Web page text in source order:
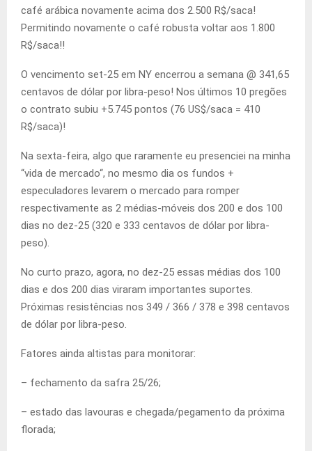
café arábica novamente acima dos 2.500 R$/saca!
Permitindo novamente o café robusta voltar aos 1.800
R$/saca!!
O vencimento set-25 em NY encerrou a semana @ 341,65
centavos de dólar por libra-peso! Nos últimos 10 pregões
o contrato subiu +5.745 pontos (76 US$/saca = 410
R$/saca)!
Na sexta-feira, algo que raramente eu presenciei na minha
“vida de mercado“, no mesmo dia os fundos +
especuladores levarem o mercado para romper
respectivamente as 2 médias-móveis dos 200 e dos 100
dias no dez-25 (320 e 333 centavos de dólar por libra-
peso).
No curto prazo, agora, no dez-25 essas médias dos 100
dias e dos 200 dias viraram importantes suportes.
Próximas resistências nos 349 / 366 / 378 e 398 centavos
de dólar por libra-peso.
Fatores ainda altistas para monitorar:
– fechamento da safra 25/26;
– estado das lavouras e chegada/pegamento da próxima
florada;